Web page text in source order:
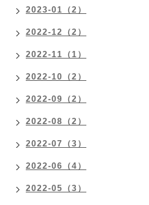
2023-01（2）
2022-12（2）
2022-11（1）
2022-10（2）
2022-09（2）
2022-08（2）
2022-07（3）
2022-06（4）
2022-05（3）